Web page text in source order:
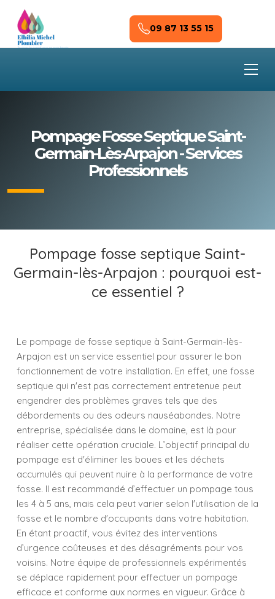
Skip to main content
09 87 13 55 15
Pompage Fosse Septique Saint-
Germain-Lès-Arpajon - Services
Professionnels
Pompage fosse septique Saint-
Germain-lès-Arpajon : pourquoi est-
ce essentiel ?
Le pompage de fosse septique à Saint-Germain-lès-
Arpajon est un service essentiel pour assurer le bon
fonctionnement de votre installation. En effet, une fosse
septique qui n'est pas correctement entretenue peut
engendrer des problèmes graves tels que des
débordements ou des odeurs nauséabondes. Notre
entreprise, spécialisée dans le domaine, est là pour
réaliser cette opération cruciale. L’objectif principal du
pompage est d'éliminer les boues et les déchets
accumulés qui peuvent nuire à la performance de votre
fosse. Il est recommandé d’effectuer un pompage tous
les 4 à 5 ans, mais cela peut varier selon l'utilisation de la
fosse et le nombre d'occupants dans votre habitation.
En étant proactif, vous évitez des interventions
d’urgence coûteuses et des désagréments pour vos
voisins. Notre équipe de professionnels expérimentés
se déplace rapidement pour effectuer un pompage
efficace et conforme aux normes en vigueur. Grâce à